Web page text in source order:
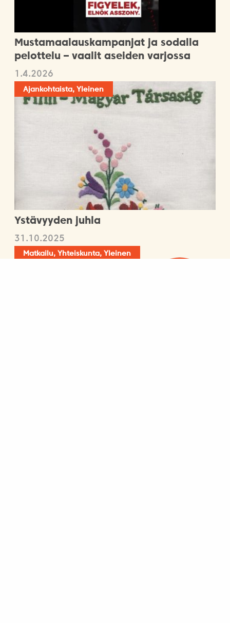
Mustamaalauskampanjat ja sodalla
pelottelu – vaalit aseiden varjossa
1.4.2026
Ajankohtaista, Yleinen
Ystävyyden juhla
31.10.2025
Matkailu, Yhteiskunta, Yleinen